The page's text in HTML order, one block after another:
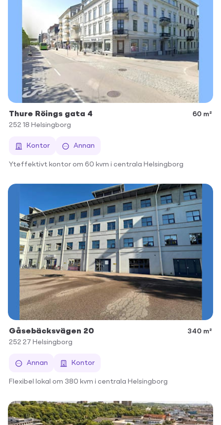
Thure Röings gata 4
60 m²
252 18 Helsingborg
Kontor Annan
Yteffektivt kontor om 60 kvm i centrala Helsingborg
Gåsebäcksvägen 20
340 m²
252 27 Helsingborg
Annan Kontor
Flexibel lokal om 380 kvm i centrala Helsingborg